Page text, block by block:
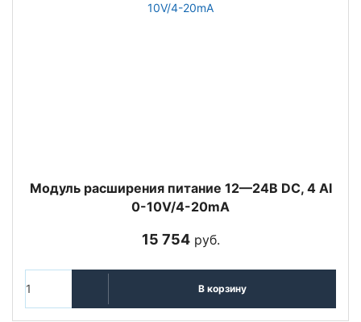
Модуль расширения питание 12—24В DC, 4 AI
0-10V/4-20mA
15 754руб.
В корзину